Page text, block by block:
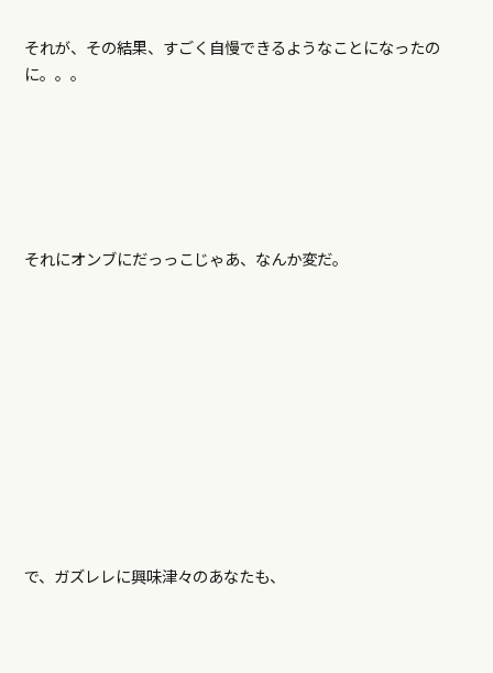
それが、その結果、すごく自慢できるようなことになったの
に。。。
それにオンブにだっっこじゃあ、なんか変だ。
で、ガズレレに興味津々のあなたも、